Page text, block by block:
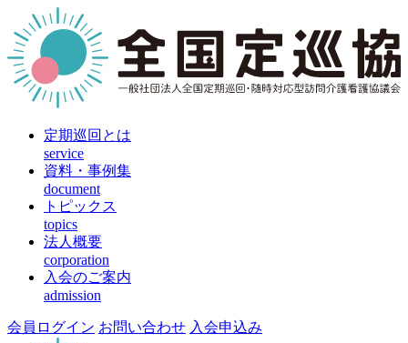
定期巡回とは
service
資料・事例集
document
トピックス
topics
法人概要
corporation
入会のご案内
admission
会員ログイン お問い合わせ 入会申込み